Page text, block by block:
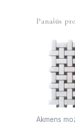
Panašūs
Akmens